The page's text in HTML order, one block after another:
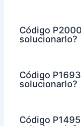
Código
solucionarlo?
Código
solucionarlo?
Código